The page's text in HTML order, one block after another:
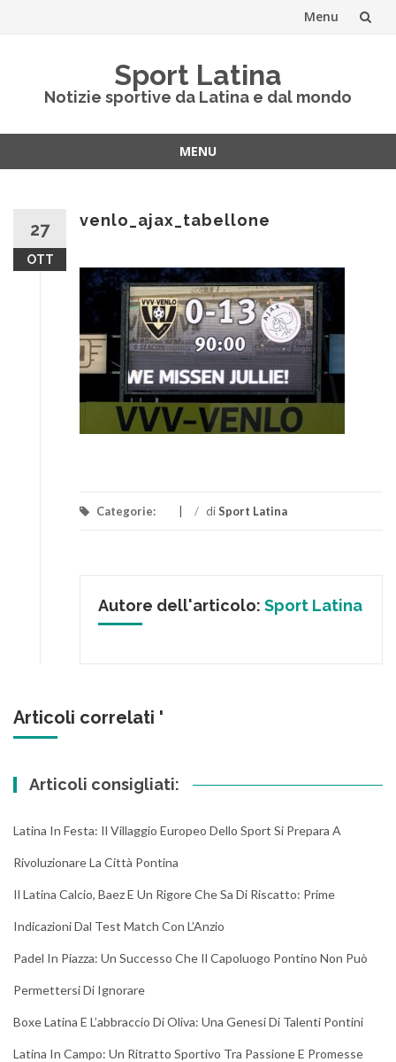
Menu
Sport Latina
Notizie sportive da Latina e dal mondo
MENU
27
OTT
venlo_ajax_tabellone
Categorie: / diSport Latina
Autore dell'articolo: Sport Latina
Articoli correlati '
Articoli consigliati:
Latina In Festa: Il Villaggio Europeo Dello Sport Si Prepara A
Rivoluzionare La Città Pontina
Il Latina Calcio, Baez E Un Rigore Che Sa Di Riscatto: Prime
Indicazioni Dal Test Match Con L’Anzio
Padel In Piazza: Un Successo Che Il Capoluogo Pontino Non Può
Permettersi Di Ignorare
Boxe Latina E L’abbraccio Di Oliva: Una Genesi Di Talenti Pontini
Latina In Campo: Un Ritratto Sportivo Tra Passione E Promesse